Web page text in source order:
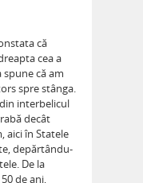
că
cea a
că am
spre stânga.
interbelicul
decât
aici în Statele
depărtându-
De la
de ani,